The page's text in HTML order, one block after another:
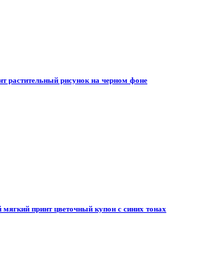
растительный рисунок на черном фоне
принт цветочный купон с синих тонах